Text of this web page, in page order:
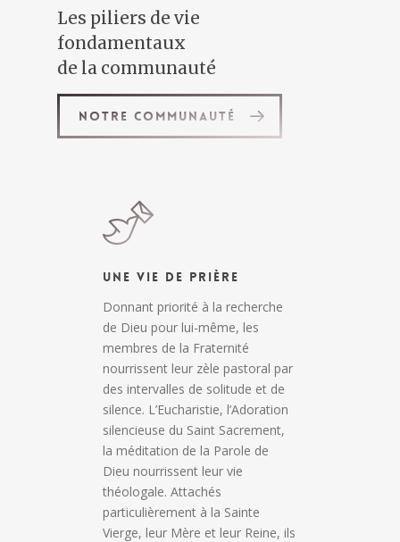
Les piliers de vie
fondamentaux
de la communauté
Notre communauté
Une Vie de Prière
Donnant priorité à la recherche
de Dieu pour lui-même, les
membres de la Fraternité
nourrissent leur zèle pastoral par
des intervalles de solitude et de
silence. L’Eucharistie, l’Adoration
silencieuse du Saint Sacrement,
la méditation de la Parole de
Dieu nourrissent leur vie
théologale. Attachés
particulièrement à la Sainte
Vierge, leur Mère et leur Reine, ils